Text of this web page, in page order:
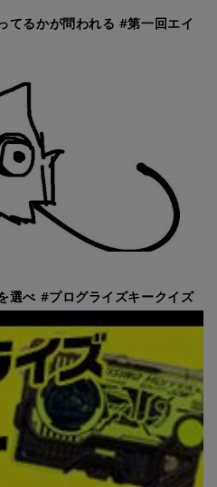
てるかが問われる #第一回エイ
選べ #プログライズキークイズ